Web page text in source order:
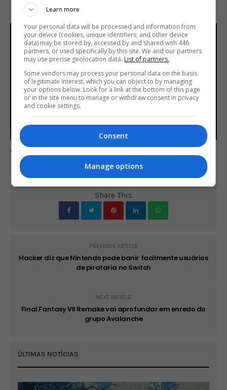
inimigo detonando uma ponte de acesso.
Play Settings
Enter
Play
Comente esta notícia no Fórum Outer Space
Share This
PREVIOUS ARTICLE
Hacker diz que Nintendo pode banir facilmente usuários
de pirataria no Switch
NEXT ARTICLE
Final Fantasy VII Remake vai aprofundar em enredo do
grupo Avalanche
ÚLTIMAS NOTÍCIAS
Learn more
Your personal data will be processed and information from
your device (cookies, unique identifiers, and other device
data) may be stored by, accessed by and shared with 446
partners, or used specifically by this site. We and our partners
may use precise geolocation data. List of partners.
Some vendors may process your personal data on the basis
of legitimate interest, which you can object to by managing
your options below. Look for a link at the bottom of this page
or in the site menu to manage or withdraw consent in privacy
and cookie settings.
Consent
Manage options